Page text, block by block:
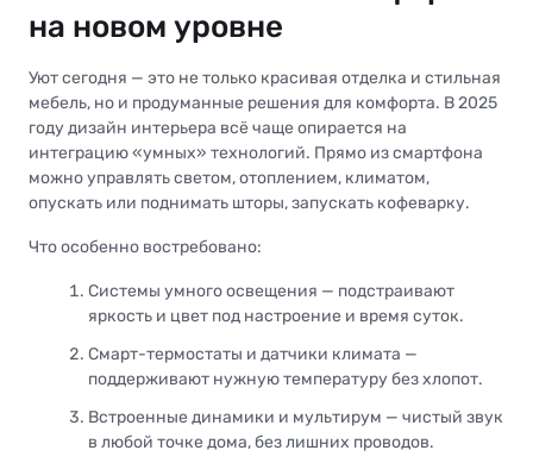
на новом уровне
Уют сегодня — это не только красивая отделка и стильная
мебель, но и продуманные решения для комфорта. В 2025
году дизайн интерьера всё чаще опирается на
интеграцию «умных» технологий. Прямо из смартфона
можно управлять светом, отоплением, климатом,
опускать или поднимать шторы, запускать кофеварку.
Что особенно востребовано:
Системы умного освещения — подстраивают
яркость и цвет под настроение и время суток.
Смарт-термостаты и датчики климата —
поддерживают нужную температуру без хлопот.
Встроенные динамики и мультирум — чистый звук
в любой точке дома, без лишних проводов.